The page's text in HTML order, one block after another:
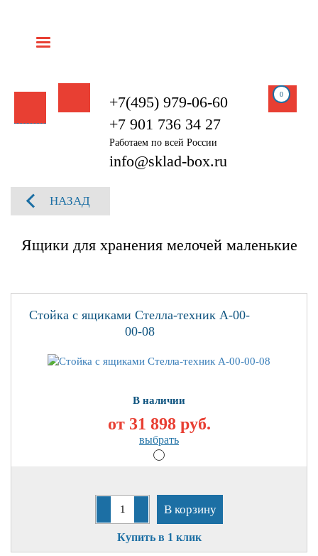
0
+7(495) 979-06-60
+7 901 736 34 27
Работаем по всей России
info@sklad-box.ru
НАЗАД
Ящики для хранения мелочей маленькие
Стойка с ящиками Стелла-техник А-00-
00-08
В наличии
от 31 898руб.
выбрать
В корзину
Купить в 1 клик